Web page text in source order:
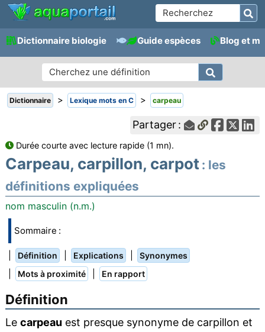
Dictionnaire biologie Guide espèces Blog et
Dictionnaire > Lexique mots en C > carpeau
Partager :
Durée courte avec lecture rapide (1 mn).
Carpeau, carpillon, carpot : les
définitions expliquées
nom masculin (n.m.)
Sommaire :
Définition Explications Synonymes
Mots à proximité En rapport
Définition
Le carpeau est presque synonyme de carpillon et